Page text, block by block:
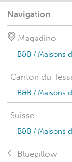
Navigation
Magadino
B&B / Maisons
Canton du
B&B / Maisons
Suisse
B&B / Maisons
Bluepillow